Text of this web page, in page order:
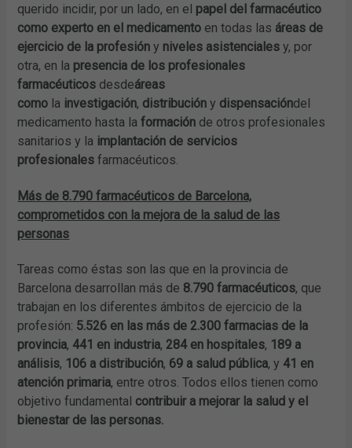
querido incidir, por un lado, en el papel del farmacéutico
como experto en el medicamento en todas las áreas de
ejercicio de la profesión y niveles asistenciales y, por
otra, en la presencia de los profesionales
farmacéuticos desdeáreas
como la investigación, distribución y dispensacióndel
medicamento hasta la formación de otros profesionales
sanitarios y la implantación de servicios
profesionales farmacéuticos.
Más de 8.790 farmacéuticos de Barcelona,
comprometidos con la mejora de la salud de las
personas
Tareas como éstas son las que en la provincia de
Barcelona desarrollan más de 8.790 farmacéuticos, que
trabajan en los diferentes ámbitos de ejercicio de la
profesión: 5.526 en las más de 2.300 farmacias de la
provincia, 441 en industria, 284 en hospitales, 189 a
análisis, 106 a distribución, 69 a salud pública, y 41 en
atención primaria, entre otros. Todos ellos tienen como
objetivo fundamental contribuir a mejorar la salud y el
bienestar de las personas.